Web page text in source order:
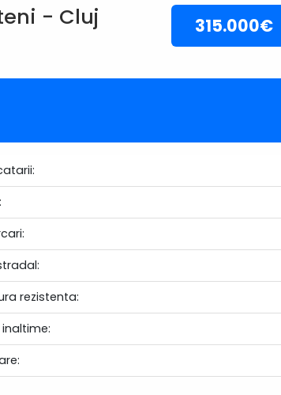
- Cluj 315.000€
rezistenta: